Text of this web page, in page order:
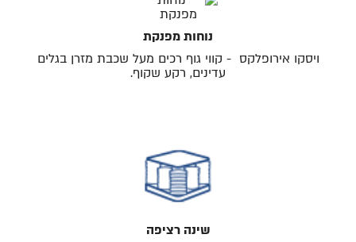
נוחות מפנקת
ויסקו אירופלקס - קווי גוף רכים מעל שכבת מזרן בגלים
עדינים, רקע שקוף.
שינה רציפה